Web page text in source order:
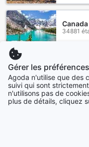
Canada
34881
Villes en vogue
Gérer les
Agoda n'utilise que des
suivi qui sont
n'utilisons pas de
plus de détails, cliquez